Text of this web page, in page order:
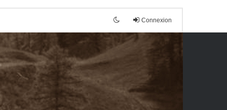
Connexion